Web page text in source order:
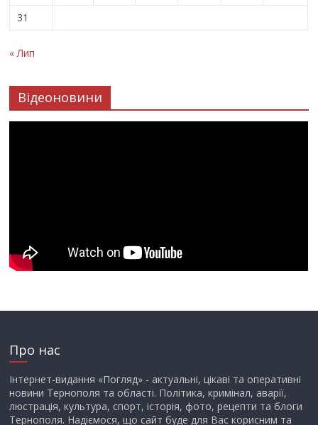
31
« Лип
Відеоновини
Про нас
Інтернет-видання «Погляд» - актуальні, цікаві та оперативні
новини Тернополя та області. Політика, кримінал, аварії,
люстрація, культура, спорт, історія, фото, рецепти та блоги
Тернополя. Надіємося, що сайт буде для Вас корисним та